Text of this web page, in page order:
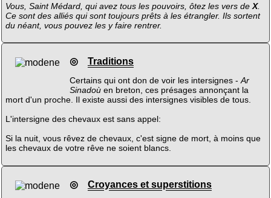
Vous, Saint Médard, qui avez tous les pouvoirs, ôtez les vers de X.
Ce sont des alliés qui sont toujours prêts à les étrangler. Ils sortent
du néant, vous pouvez les y faire rentrer.
◎ Traditions
Certains qui ont don de voir les intersignes -Ar
Sinadoùen breton, ces présages annonçant la
mort d'un proche. Il existe aussi des intersignes visibles de tous.
L'intersigne des chevaux est sans appel:
Si la nuit, vous rêvez de chevaux, c'est signe de mort, à moins que
les chevaux de votre rêve ne soient blancs.
◎ Croyances et superstitions